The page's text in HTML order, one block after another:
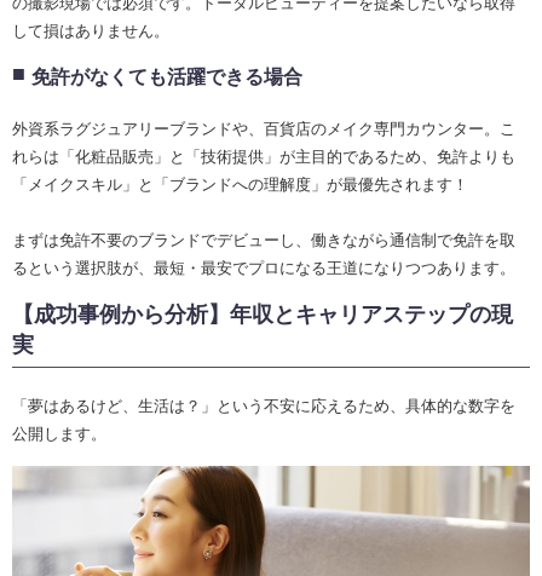
して損はありません。
免許がなくても活躍できる場合
外資系ラグジュアリーブランドや、百貨店のメイク専門カウンター。こ
れらは「化粧品販売」と「技術提供」が主目的であるため、免許よりも
「メイクスキル」と「ブランドへの理解度」が最優先されます！
まずは免許不要のブランドでデビューし、働きながら通信制で免許を取
るという選択肢が、最短・最安でプロになる王道になりつつあります。
【成功事例から分析】年収とキャリアステップの現
実
「夢はあるけど、生活は？」という不安に応えるため、具体的な数字を
公開します。